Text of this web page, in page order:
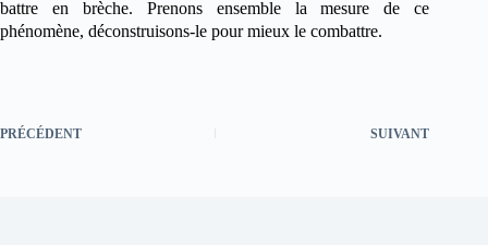
battre en brèche. Prenons ensemble la mesure de ce
phénomène, déconstruisons-le pour mieux le combattre.
PRÉCÉDENT SUIVANT